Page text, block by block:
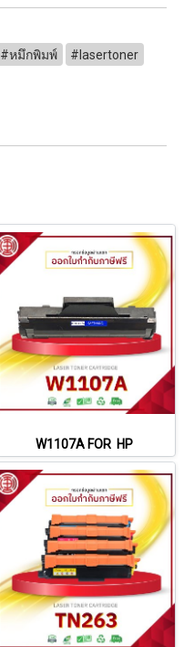
#หมึกพิมพ์ #lasertoner
W1107A FOR HP